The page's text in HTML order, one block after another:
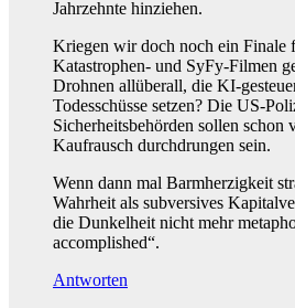
Jahrzehnte hinziehen.
Kriegen wir doch noch ein Finale
Katastrophen- und SyFy-Filmen
Drohnen allüberall, die KI-
Todesschüsse setzen? Die US-
Sicherheitsbehörden sollen schon
Kaufrausch durchdrungen sein.
Wenn dann mal Barmherzigkeit
Wahrheit als subversives
die Dunkelheit nicht mehr
accomplished“.
Antworten